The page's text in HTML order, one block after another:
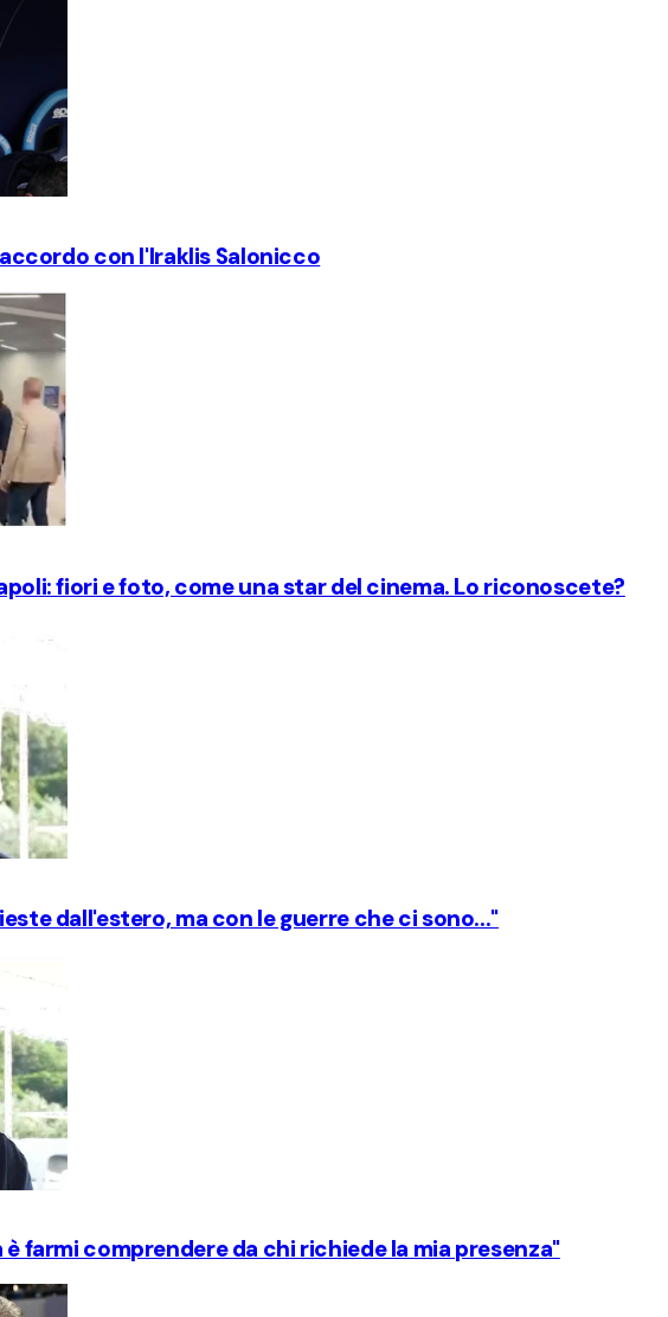
con l'Iraklis Salonicco
fiori e foto, come una star del cinema. Lo riconoscete?
dall'estero, ma con le guerre che ci sono..."
farmi comprendere da chi richiede la mia presenza"